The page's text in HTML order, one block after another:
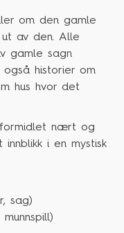
om den gamle
av den. Alle
gamle sagn
historier om
hus hvor det
formidlet nært og
i en mystisk
sag)